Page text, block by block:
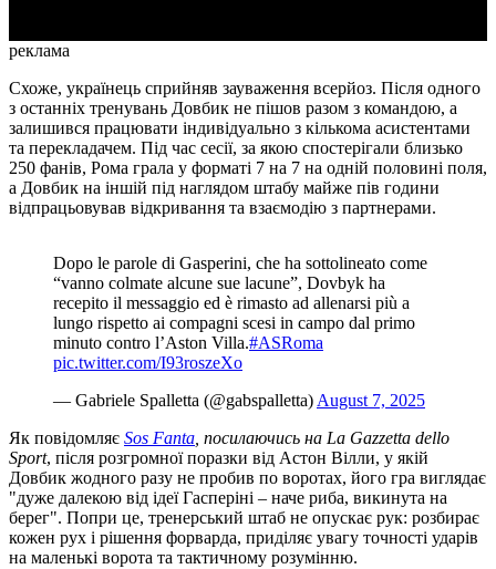
реклама
Схоже, українець сприйняв зауваження всерйоз. Після одного
з останніх тренувань Довбик не пішов разом з командою, а
залишився працювати індивідуально з кількома асистентами
та перекладачем. Під час сесії, за якою спостерігали близько
250 фанів, Рома грала у форматі 7 на 7 на одній половині поля,
а Довбик на іншій під наглядом штабу майже пів години
відпрацьовував відкривання та взаємодію з партнерами.
Dopo le parole di Gasperini, che ha sottolineato come
“vanno colmate alcune sue lacune”, Dovbyk ha
recepito il messaggio ed è rimasto ad allenarsi più a
lungo rispetto ai compagni scesi in campo dal primo
minuto contro l’Aston Villa.#ASRoma
pic.twitter.com/I93roszeXo
— Gabriele Spalletta (@gabspalletta)August 7, 2025
Як повідомляє Sos Fanta, посилаючись на La Gazzetta dello
Sport, після розгромної поразки від Астон Вілли, у якій
Довбик жодного разу не пробив по воротах, його гра виглядає
"дуже далекою від ідеї Гасперіні – наче риба, викинута на
берег". Попри це, тренерський штаб не опускає рук: розбирає
кожен рух і рішення форварда, приділяє увагу точності ударів
на маленькі ворота та тактичному розумінню.